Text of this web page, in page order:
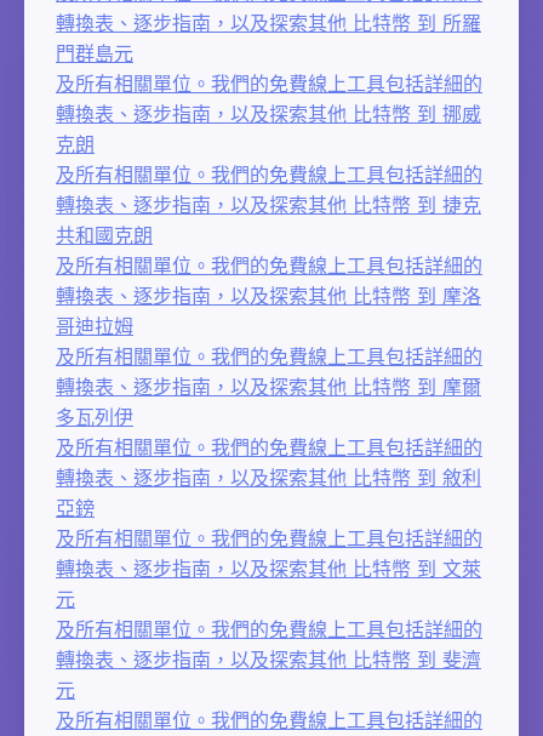
轉換表、逐步指南，以及探索其他 比特幣 到 所羅
門群島元
及所有相關單位。我們的免費線上工具包括詳細的
轉換表、逐步指南，以及探索其他 比特幣 到 挪威
克朗
及所有相關單位。我們的免費線上工具包括詳細的
轉換表、逐步指南，以及探索其他 比特幣 到 捷克
共和國克朗
及所有相關單位。我們的免費線上工具包括詳細的
轉換表、逐步指南，以及探索其他 比特幣 到 摩洛
哥迪拉姆
及所有相關單位。我們的免費線上工具包括詳細的
轉換表、逐步指南，以及探索其他 比特幣 到 摩爾
多瓦列伊
及所有相關單位。我們的免費線上工具包括詳細的
轉換表、逐步指南，以及探索其他 比特幣 到 敘利
亞鎊
及所有相關單位。我們的免費線上工具包括詳細的
轉換表、逐步指南，以及探索其他 比特幣 到 文萊
元
及所有相關單位。我們的免費線上工具包括詳細的
轉換表、逐步指南，以及探索其他 比特幣 到 斐濟
元
及所有相關單位。我們的免費線上工具包括詳細的